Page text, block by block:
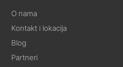
O nama
Kontakt i lokacija
Blog
Partneri